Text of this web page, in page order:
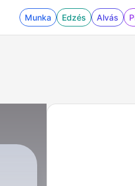
Munka Edzés Alvás